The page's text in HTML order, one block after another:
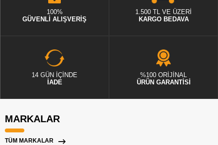
100%
GÜVENLİ ALIŞVERİŞ
1.500 TL VE ÜZERİ
KARGO BEDAVA
14 GÜN İÇİNDE
İADE
%100 ORİJİNAL
ÜRÜN GARANTİSİ
MARKALAR
TÜM MARKALAR